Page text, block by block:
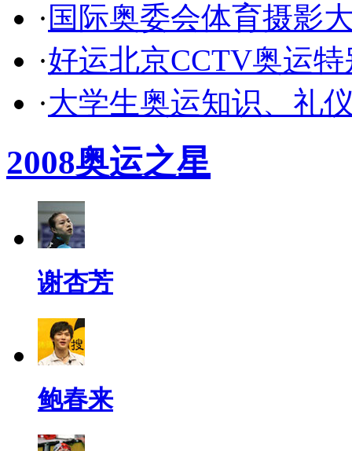
· 国际奥委会体育摄影
·好运北京CCTV奥运
·大学生奥运知识、礼
2008奥运之星
谢杏芳
鲍春来